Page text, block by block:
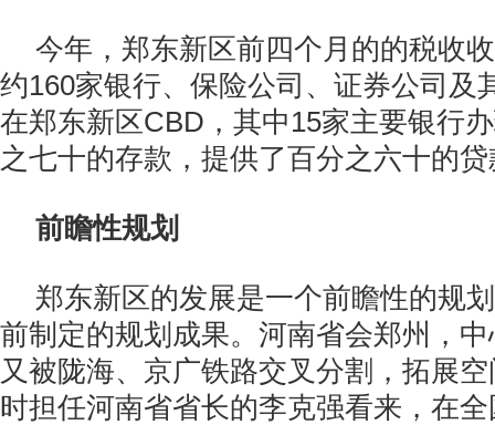
今年，郑东新区前四个月的的税收
约160家银行、保险公司、证券公司及
在郑东新区CBD，其中15家主要银行
之七十的存款，提供了百分之六十的
前瞻性规划
郑东新区的发展是一个前瞻性的规
前制定的规划成果。河南省会郑州，
又被陇海、京广铁路交叉分割，拓展
时担任河南省省长的李克强看来，在